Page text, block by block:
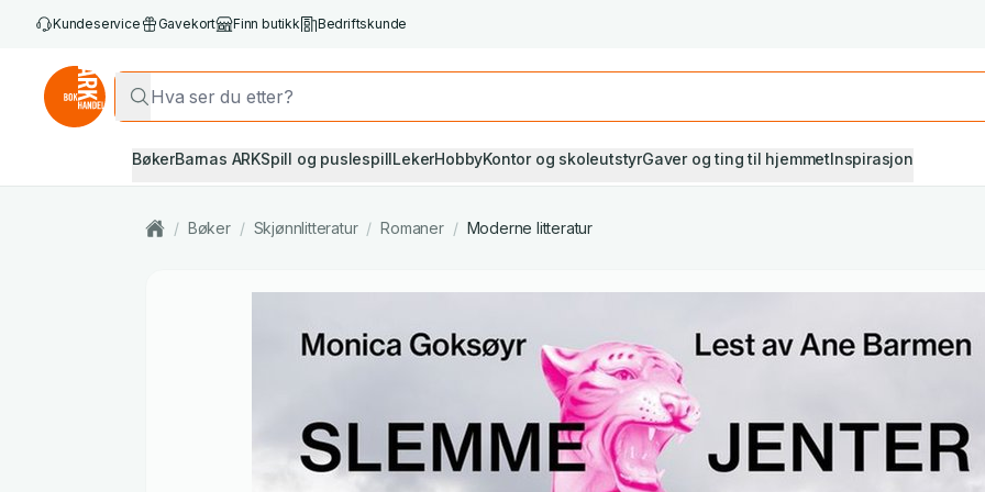
Kundeservice Gavekort Finn butikk Bedriftskunde
BøkerBarnas ARKSpill og puslespillLekerHobbyKontor og skoleutstyrGaver og ting til hjemmetInspirasjon
/ Bøker / Skjønnlitteratur / Romaner / Moderne litteratur